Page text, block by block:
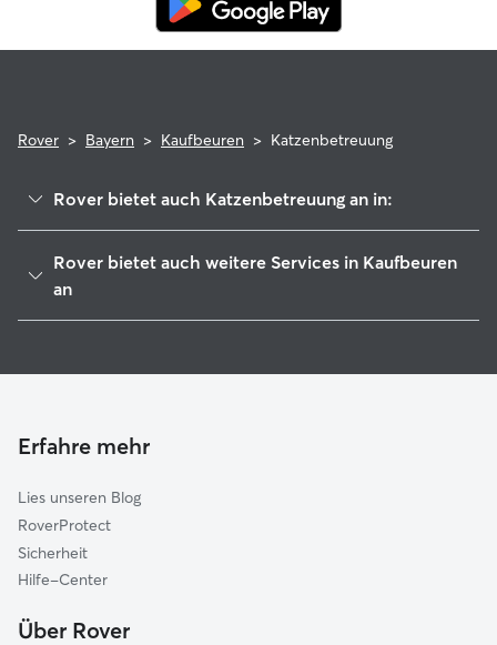
Rover > Bayern > Kaufbeuren > Katzenbetreuung
Rover bietet auch Katzenbetreuung an in:
Westendorf
Germaringen
Bad Wörishofen
Obergünzburg
Unterthingau
Rover bietet auch weitere Services in Kaufbeuren
an
Hundekindergarten in Kaufbeuren
Erfahre mehr
Lies unseren Blog
RoverProtect
Sicherheit
Hilfe-Center
Über Rover